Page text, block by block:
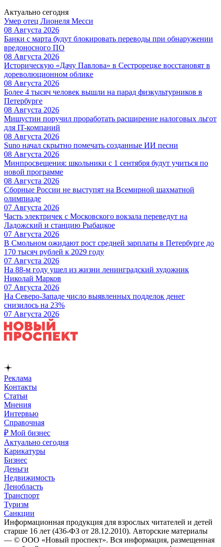
Актуально сегодня
Умер отец Лионеля Месси
08 Августа 2026
Банки с марта будут блокировать переводы при обнаружении
вредоносного ПО
08 Августа 2026
Историческую «Дачу Павлова» в Сестрорецке восстановят в
дореволюционном облике
08 Августа 2026
Более 4 тысяч человек вышли на парад физкультурников в
Петербурге
08 Августа 2026
Мишустин поручил проработать расширение налоговых льгот
для IT-компаний
08 Августа 2026
Suno начал скрытно помечать созданные ИИ песни
08 Августа 2026
Минпросвещения: школьники с 1 сентября будут учиться по
новой программе
08 Августа 2026
Сборные России не выступят на Всемирной шахматной
олимпиаде
07 Августа 2026
Часть электричек с Московского вокзала переведут на
Ладожский и станцию Рыбацкое
07 Августа 2026
В Смольном ожидают рост средней зарплаты в Петербурге до
170 тысяч рублей к 2029 году
07 Августа 2026
На 88-м году ушел из жизни ленинградский художник
Николай Марков
07 Августа 2026
На Северо-Западе число выявленных подделок денег
снизилось на 23%
07 Августа 2026
Реклама
Контакты
Статьи
Мнения
Интервью
Справочная
₽ Мой бизнес
Актуально сегодня
Карикатуры
Бизнес
Деньги
Недвижимость
Ленобласть
Транспорт
Туризм
Санкции
Информационная продукция для взрослых читателей и детей
старше 16 лет (436-ФЗ от 28.12.2010). Авторские материалы
— © ООО «Новый проспект». Вся информация, размещенная